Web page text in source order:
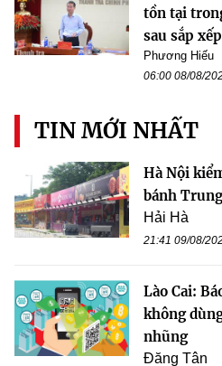
tồn tại
sau sắp
Phương Hiếu
06:00 08/08/
TIN MỚI NHẤT
Hà Nội
bánh
Hải Hà
21:41 09/08/
Lào Cai:
không
nhũng
Đăng Tân